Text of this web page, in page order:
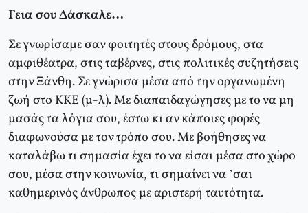
Γεια σου Δάσκαλε…
Σε γνωρίσαμε σαν φοιτητές στους δρόμους, στα
αμφιθέατρα, στις ταβέρνες, στις πολιτικές συζητήσεις
στην Ξάνθη. Σε γνώρισα μέσα από την οργανωμένη
ζωή στο KKE (μ-λ). Mε διαπαιδαγώγησες με το να μη
μασάς τα λόγια σου, έστω κι αν κάποιες φορές
διαφωνούσα με τον τρόπο σου. Mε βοήθησες να
καταλάβω τι σημασία έχει το να είσαι μέσα στο χώρο
σου, μέσα στην κοινωνία, τι σημαίνει να ’σαι
καθημερινός άνθρωπος με αριστερή ταυτότητα.